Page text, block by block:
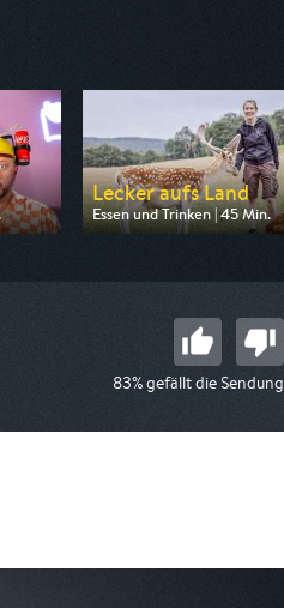
Lecker aufs Land
Essen und Trinken | 45 Min.
Ausgestrahlt von SWR
83% gefällt die Sendung